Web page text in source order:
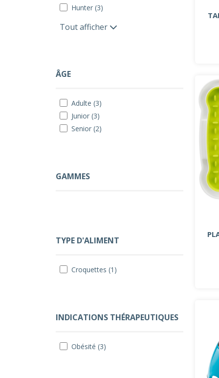
Hunter (3)
Tout afficher
ÂGE
Adulte (3)
Junior (3)
Senior (2)
GAMMES
TYPE D'ALIMENT
Croquettes (1)
INDICATIONS THÉRAPEUTIQUES
Obésité (3)